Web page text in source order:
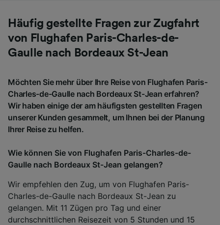
Häufig gestellte Fragen zur Zugfahrt
von Flughafen Paris-Charles-de-
Gaulle nach Bordeaux St-Jean
Möchten Sie mehr über Ihre Reise von Flughafen Paris-
Charles-de-Gaulle nach Bordeaux St-Jean erfahren?
Wir haben einige der am häufigsten gestellten Fragen
unserer Kunden gesammelt, um Ihnen bei der Planung
Ihrer Reise zu helfen.
Wie können Sie von Flughafen Paris-Charles-de-
Gaulle nach Bordeaux St-Jean gelangen?
Wir empfehlen den Zug, um von Flughafen Paris-
Charles-de-Gaulle nach Bordeaux St-Jean zu
gelangen. Mit 11 Zügen pro Tag und einer
durchschnittlichen Reisezeit von 5 Stunden und 15